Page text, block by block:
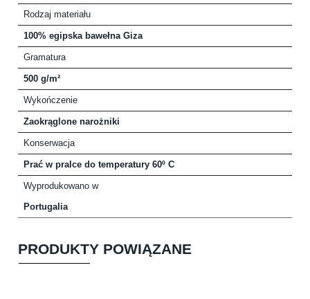
Rodzaj materiału
100% egipska bawełna Giza
Gramatura
500 g/m²
Wykończenie
Zaokrąglone narożniki
Konserwacja
Prać w pralce do temperatury 60º C
Wyprodukowano w
Portugalia
PRODUKTY POWIĄZANE